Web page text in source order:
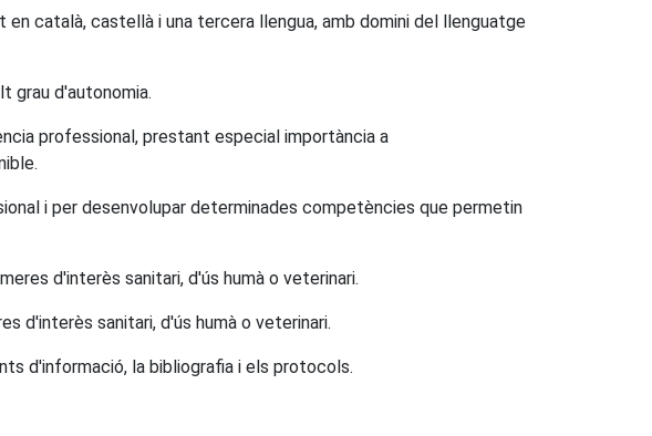
català, castellà i una tercera llengua, amb domini del llenguatge
grau d'autonomia.
professional, prestant especial importància a
i per desenvolupar determinades competències que permetin
d'interès sanitari, d'ús humà o veterinari.
d'interès sanitari, d'ús humà o veterinari.
d'informació, la bibliografia i els protocols.